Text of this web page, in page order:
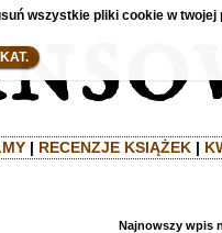
| RECENZJE KSIĄŻEK|
Najnowszy wpis
wszystkie pliki cookie w twojej